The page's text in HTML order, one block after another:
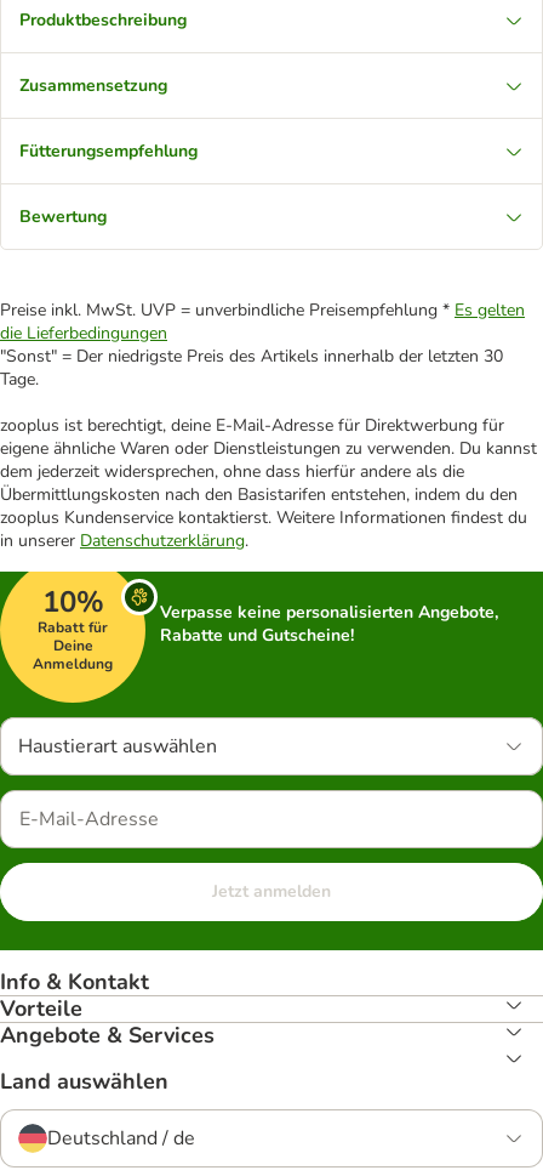
Produktbeschreibung
Zusammensetzung
Fütterungsempfehlung
Bewertung
Preise inkl. MwSt. UVP = unverbindliche Preisempfehlung * Es gelten
die Lieferbedingungen
"Sonst" = Der niedrigste Preis des Artikels innerhalb der letzten 30
Tage.
zooplus ist berechtigt, deine E-Mail-Adresse für Direktwerbung für
eigene ähnliche Waren oder Dienstleistungen zu verwenden. Du kannst
dem jederzeit widersprechen, ohne dass hierfür andere als die
Übermittlungskosten nach den Basistarifen entstehen, indem du den
zooplus Kundenservice kontaktierst. Weitere Informationen findest du
in unserer Datenschutzerklärung.
10%
Rabatt für
Deine
Anmeldung
Verpasse keine personalisierten Angebote,
Rabatte und Gutscheine!
Haustierart auswählen
Jetzt anmelden
Info & Kontakt
Vorteile
Angebote & Services
Land auswählen
Deutschland / de